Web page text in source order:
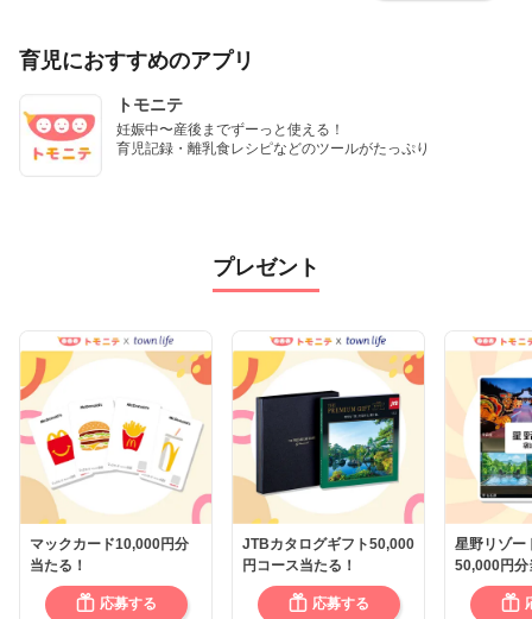
育児におすすめのアプリ
トモニテ
妊娠中〜産後までずーっと使える！
育児記録・離乳食レシピなどのツールがたっぷり
プレゼント
マックカード10,000円分
当たる！
応募する
JTBカタログギフト50,000
円コース当たる！
応募する
星野リゾー
50,000円分